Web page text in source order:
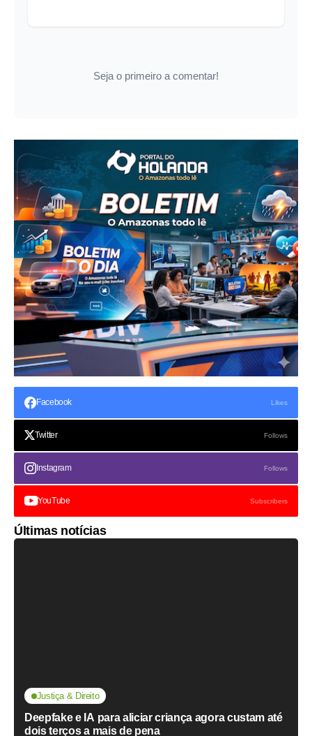
Seja o primeiro a comentar!
Facebook Likes
Twitter Follows
Instagram Follows
YouTube Subscribers
Últimas notícias
Justiça & Direito
Deepfake e IA para aliciar criança agora custam até
dois terços a mais de pena